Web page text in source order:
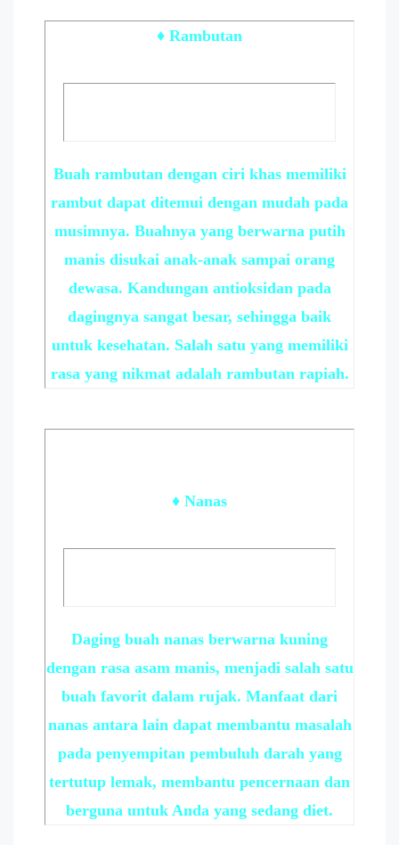
♦ Rambutan
Buah rambutan dengan ciri khas memiliki
rambut dapat ditemui dengan mudah pada
musimnya. Buahnya yang berwarna putih
manis disukai anak-anak sampai orang
dewasa. Kandungan antioksidan pada
dagingnya sangat besar, sehingga baik
untuk kesehatan. Salah satu yang memiliki
rasa yang nikmat adalah rambutan rapiah.
♦ Nanas
Daging buah nanas berwarna kuning
dengan rasa asam manis, menjadi salah satu
buah favorit dalam rujak. Manfaat dari
nanas antara lain dapat membantu masalah
pada penyempitan pembuluh darah yang
tertutup lemak, membantu pencernaan dan
berguna untuk Anda yang sedang diet.